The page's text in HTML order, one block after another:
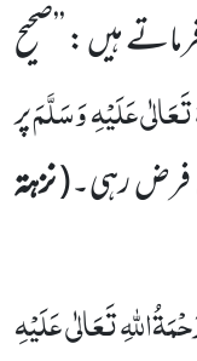
ہیں : ’’صحیح
عَلَیْہِوَسَلَّمَپر
فرض رہی۔(نزہۃ
تَعَالٰی عَلَیْہِ